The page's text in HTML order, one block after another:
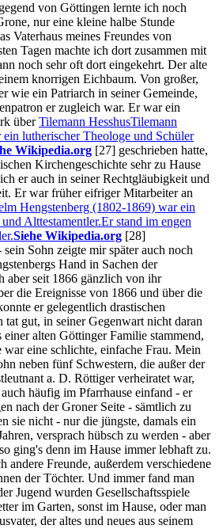
von Göttingen lernte ich noch
nur eine kleine halbe Stunde
Vaterhaus meines Freundes von
Tagen machte ich dort zusammen mit
noch sehr oft dort eingekehrt. Der alte
knorrigen Eichbaum. Von großer,
wie ein Patriarch in seiner Gemeinde,
er zugleich war. Er war ein
überTilemann HesshusTilemann
lutherischer Theologe und Schüler
Wikipedia.org [27] geschrieben hatte,
Kirchengeschichte sehr zu Hause
er auch in seiner Rechtgläubigkeit und
Er war früher eifriger Mitarbeiter an
Hengstenberg (1802-1869) war ein
Alttestamentler.Er stand im engen
Siehe Wikipedia.org [28]
Sohn zeigte mir später auch noch
Hand in Sachen der
aber seit 1866 gänzlich von ihr
die Ereignisse von 1866 und über die
er gelegentlich drastischen
tat gut, in seiner Gegenwart nicht daran
einer alten Göttinger Familie stammend,
eine schlichte, einfache Frau. Mein
neben fünf Schwestern, die außer der
a. D. Röttiger verheiratet war,
häufig im Pfarrhause einfand - er
nach der Groner Seite - sämtlich zu
sie nicht - nur die jüngste, damals ein
versprach hübsch zu werden - aber
ging's denn im Hause immer lebhaft zu.
andere Freunde, außerdem verschiedene
der Töchter. Und immer fand man
Jugend wurden Gesellschaftsspiele
im Garten, sonst im Hause, oder man
der altes und neues aus seinem